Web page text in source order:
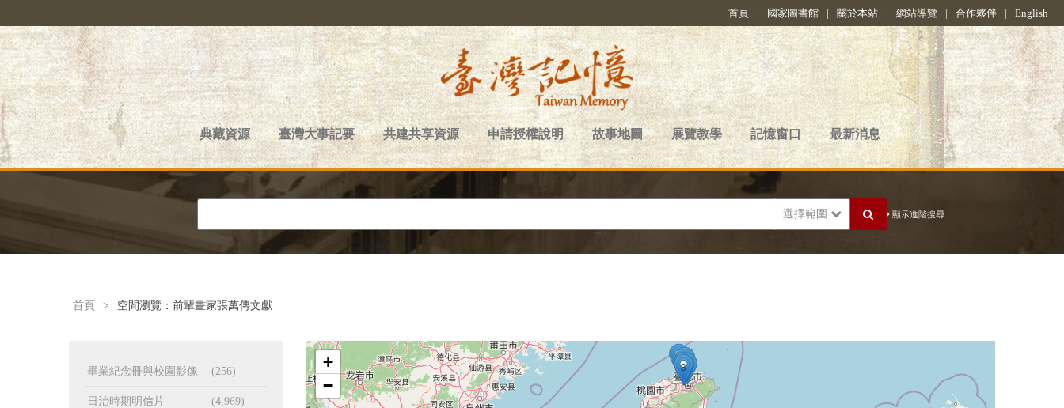
首頁 | 國家圖書館 | 關於本站 | 網站導覽 | 合作夥伴 | English
典藏資源 臺灣大事記要 共建共享資源 申請授權說明 故事地圖 展覽教學 記憶窗口 最新消息
選擇範圍 顯示進階搜尋
首頁 > 空間瀏覽：前輩畫家張萬傳文獻
畢業紀念冊與校園影像 (256)
日治時期明信片 (4,969)
4
3
22
1
1
+
−